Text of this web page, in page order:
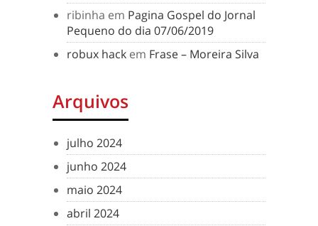
ribinha em Pagina Gospel do Jornal
Pequeno do dia 07/06/2019
robux hack em Frase – Moreira Silva
Arquivos
julho 2024
junho 2024
maio 2024
abril 2024